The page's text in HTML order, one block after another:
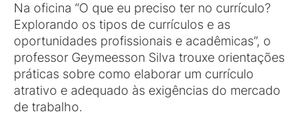
Na oficina “O que eu preciso ter no currículo?
Explorando os tipos de currículos e as
oportunidades profissionais e acadêmicas”, o
professor Geymeesson Silva trouxe orientações
práticas sobre como elaborar um currículo
atrativo e adequado às exigências do mercado
de trabalho.